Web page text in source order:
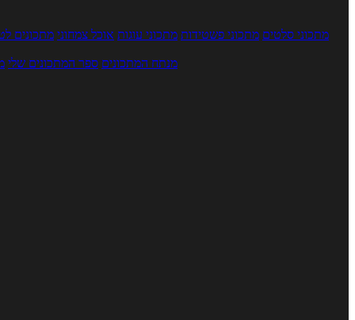
מתכוני סלטים מתכוני פשטידות מתכוני עוגות אוכל צמחוני מתכונים
מנתח המתכונים ספר המתכונים שלי